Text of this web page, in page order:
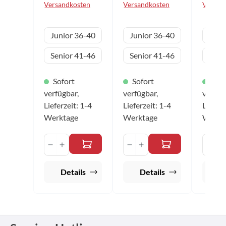
(Gr. 41-46)
Versandkosten
Varianteauswählen
Junior 36-40
Senior 41-46
Sofort
verfügbar,
Lieferzeit: 1-4
Werktage
Produkt Anzahl: Gib den
Details
Farben:
Versandkosten
Varianteauswählen
Junior 36-40
Senior 41-46
Sofort
verfügbar,
Lieferzeit: 1-4
Werktage
Produkt Anzahl:
Details
(Gr.